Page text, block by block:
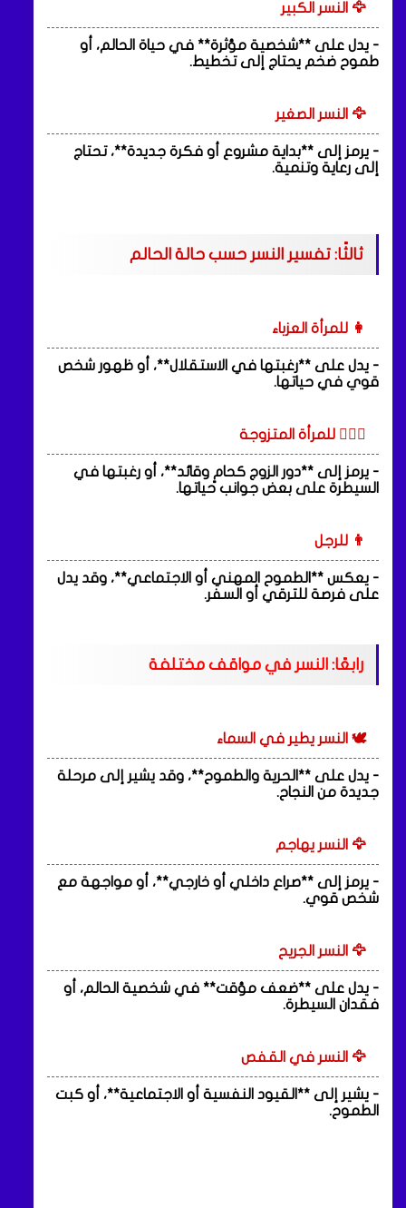
🦅 النسر الكبير
- يدل على **شخصية مؤثرة** في حياة الحالم، أو
طموح ضخم يحتاج إلى تخطيط.
🦅 النسر الصغير
- يرمز إلى **بداية مشروع أو فكرة جديدة**، تحتاج
إلى رعاية وتنمية.
ثالثًا: تفسير النسر حسب حالة الحالم
👩 للمرأة العزباء
- يدل على **رغبتها في الاستقلال**، أو ظهور شخص
قوي في حياتها.
👩‍❤️‍👨 للمرأة المتزوجة
- يرمز إلى **دور الزوج كحامٍ وقائد**، أو رغبتها في
السيطرة على بعض جوانب حياتها.
👨 للرجل
- يعكس **الطموح المهني أو الاجتماعي**، وقد يدل
على فرصة للترقي أو السفر.
رابعًا: النسر في مواقف مختلفة
🕊️ النسر يطير في السماء
- يدل على **الحرية والطموح**، وقد يشير إلى مرحلة
جديدة من النجاح.
🦅 النسر يهاجم
- يرمز إلى **صراع داخلي أو خارجي**، أو مواجهة مع
شخص قوي.
🦅 النسر الجريح
- يدل على **ضعف مؤقت** في شخصية الحالم، أو
فقدان السيطرة.
🦅 النسر في القفص
- يشير إلى **القيود النفسية أو الاجتماعية**، أو كبت
الطموح.